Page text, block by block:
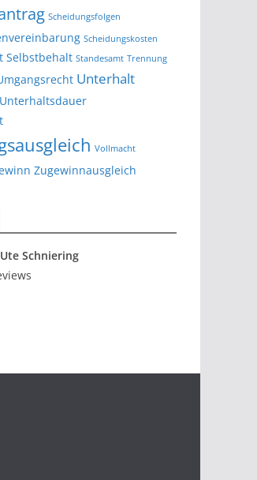
Scheidungsfolgen
Scheidungskosten
Selbstbehalt Standesamt Trennung
Unterhalt
Unterhaltsdauer
Vollmacht
Zugewinnausgleich
Schniering